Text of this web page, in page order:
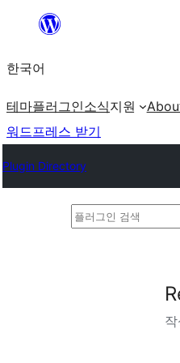
츠
로
로
가
한국어
테마플러그인소식지원
워드프레스 받기
Plugin Directory
플